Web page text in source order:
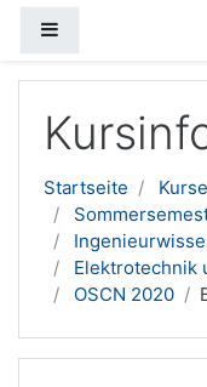
Startseite Kurse
Elektrotechnik
OSCN 2020